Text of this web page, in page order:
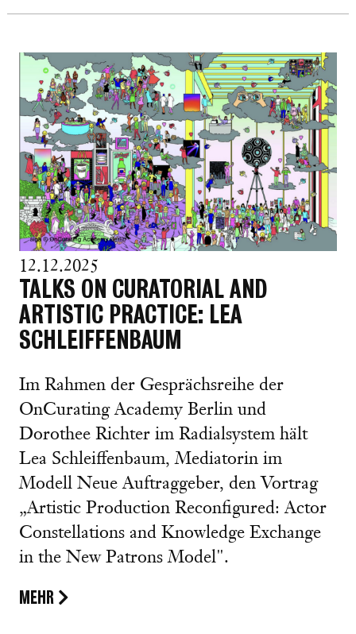
12.12.2025
TALKS ON CURATORIAL AND
ARTISTIC PRACTICE: LEA
SCHLEIFFENBAUM
Im Rahmen der Gesprächsreihe der
OnCurating Academy Berlin und
Dorothee Richter im Radialsystem hält
Lea Schleiffenbaum, Mediatorin im
Modell Neue Auftraggeber, den Vortrag
„Artistic Production Reconfigured: Actor
Constellations and Knowledge Exchange
in the New Patrons Model".
MEHR